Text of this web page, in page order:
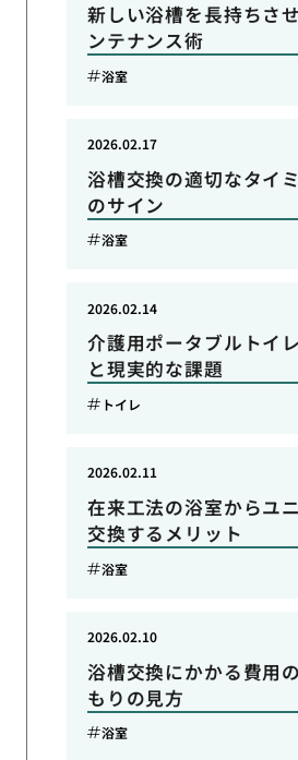
新しい浴槽を長持ちさ
ンテナンス術
浴室
浴槽交換の適切なタイ
のサイン
2026.02.17
浴室
介護用ポータブルトイ
と現実的な課題
2026.02.14
トイレ
在来工法の浴室からユ
交換するメリット
2026.02.11
浴室
浴槽交換にかかる費用
もりの見方
2026.02.10
浴室